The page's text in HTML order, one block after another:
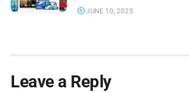
JUNE 10, 2025
Leave a Reply